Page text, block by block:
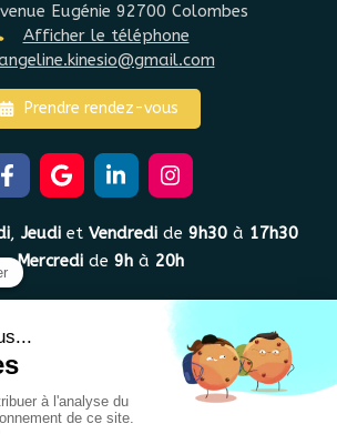
Eugénie 92700 Colombes
Afficher le téléphone
Prendre rendez-vous
, Jeudiet Vendredide 9h30à 17h30
Mercredi de 9h à 20h
Générales de Vente